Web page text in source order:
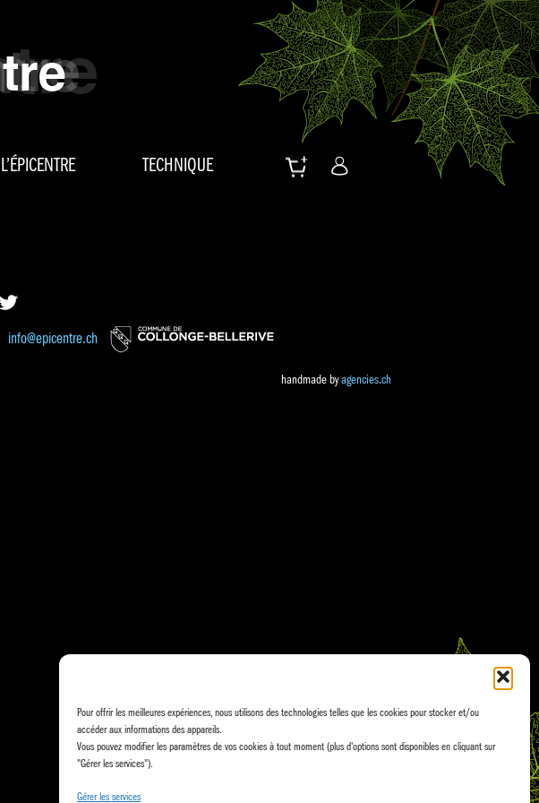
Pour offrir les meilleures expériences, nous utilisons des technologies telles que les cookies pour stocker et/ou
accéder aux informations des appareils.
Vous pouvez modifier les paramètres de vos cookies à tout moment (plus d'options sont disponibles en cliquant sur
"Gérer les services").
Gérer les services
L’ÉPICENTRE TECHNIQUE
info@epicentre.ch
handmade byagencies.ch